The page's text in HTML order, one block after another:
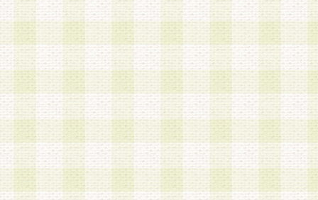
2.当社は、会員個人を識別することのできる情報
会員情報を本人の承諾なく第三者に開示すること
人を識別できる情報について第三者に開示または
社は事前に会員本人の同意を得るものとします。
3.前項の定めに拘わらず、当社は、以下の目的に
意を 得ることなく、会員個人を識別できる情報
づき選定した委託業者に対して当社の責任におい
できるものとします。な お、当社は、当該委託
契約を締結しこれを遵守させるとともに、本規約
の注意をもって当該情報を使用させるものとし ま